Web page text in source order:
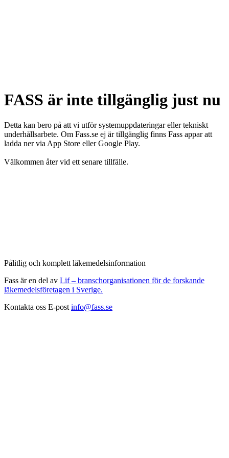
FASS är inte tillgänglig just nu
Detta kan bero på att vi utför systemuppdateringar eller tekniskt
underhållsarbete. Om Fass.se ej är tillgänglig finns Fass appar att
ladda ner via App Store eller Google Play.
Välkommen åter vid ett senare tillfälle.
Pålitlig och komplett läkemedelsinformation
Fass är en del av Lif – branschorganisationen för de forskande
läkemedelsföretagen i Sverige.
Kontakta oss E-post info@fass.se